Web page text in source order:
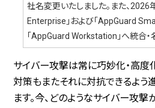
社名変更いたしました。また、2026
Enterprise」および「AppGuard
「AppGuard Workstation」へ統合・
サイバー攻撃は常に巧妙化・高度
対策もまたそれに対抗できるよう
ます。今、どのようなサイバー攻